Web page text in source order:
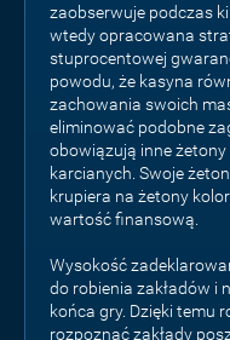
zaobserwuje podczas
wtedy opracowana
stuprocentowej
powodu, że kasyna
zachowania swoich
eliminować podobne
obowiązują inne żetony
karcianych. Swoje
krupiera na żetony
wartość finansową.
Wysokość
do robienia zakładów i
końca gry. Dzięki temu
rozpoznać zakłady